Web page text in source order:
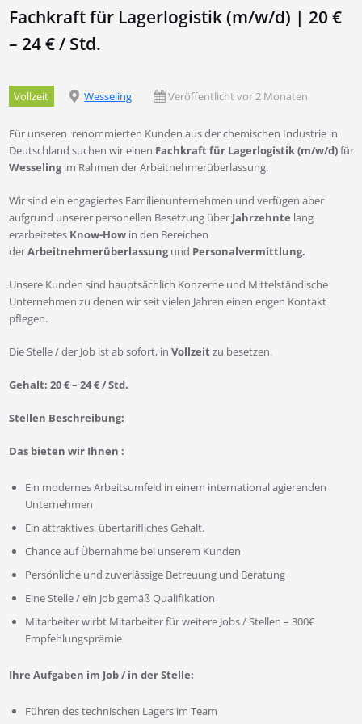
Fachkraft für Lagerlogistik (m/w/d) | 20 €
– 24 € / Std.
Vollzeit Wesseling Veröffentlicht vor 2 Monaten
Für unseren renommierten Kunden aus der chemischen Industrie in
Deutschland suchen wir einen Fachkraft für Lagerlogistik (m/w/d)für
Wesselingim Rahmen der Arbeitnehmerüberlassung.
Wir sind ein engagiertes Familienunternehmen und verfügen aber
aufgrund unserer personellen Besetzung über Jahrzehnte lang
erarbeitetesKnow-Howin den Bereichen
derArbeitnehmerüberlassungund Personalvermittlung.
Unsere Kunden sind hauptsächlich Konzerne und Mittelständische
Unternehmen zu denen wir seit vielen Jahren einen engen Kontakt
pflegen.
Die Stelle / der Job ist ab sofort, in Vollzeitzu besetzen.
Gehalt: 20 € – 24 € / Std.
Stellen Beschreibung:
Das bieten wir Ihnen :
Ein modernes Arbeitsumfeld in einem international agierenden
Unternehmen
Ein attraktives, übertarifliches Gehalt.
Chance auf Übernahme bei unserem Kunden
Persönliche und zuverlässige Betreuung und Beratung
Eine Stelle / ein Job gemäß Qualifikation
Mitarbeiter wirbt Mitarbeiter für weitere Jobs / Stellen – 300€
Empfehlungsprämie
Ihre Aufgaben im Job / in der Stelle:
Führen des technischen Lagers im Team